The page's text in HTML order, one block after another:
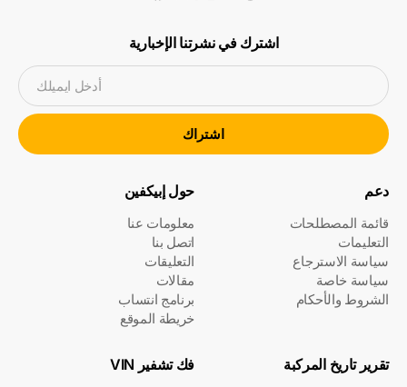
اشترك في نشرتنا الإخبارية
أدخل ايميلك
اشتراك
حول إبيكفين
معلومات عنا
اتصل بنا
التعليقات
مقالات
برنامج انتساب
خريطة الموقع
دعم
قائمة المصطلحات
التعليمات
سياسة الاسترجاع
سياسة خاصة
الشروط والأحكام
فك تشفير VIN تقرير تاريخ المركبة